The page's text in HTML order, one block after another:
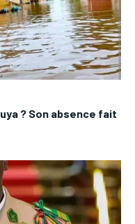
? Son absence fait